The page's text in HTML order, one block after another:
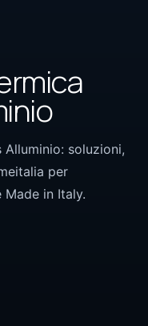
Alluminio: soluzioni,
per
Made in Italy.